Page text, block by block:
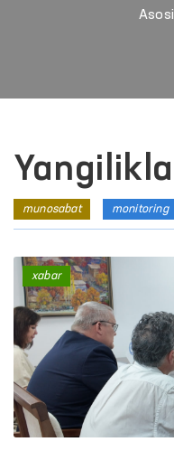
munosabat monitoring
xabar